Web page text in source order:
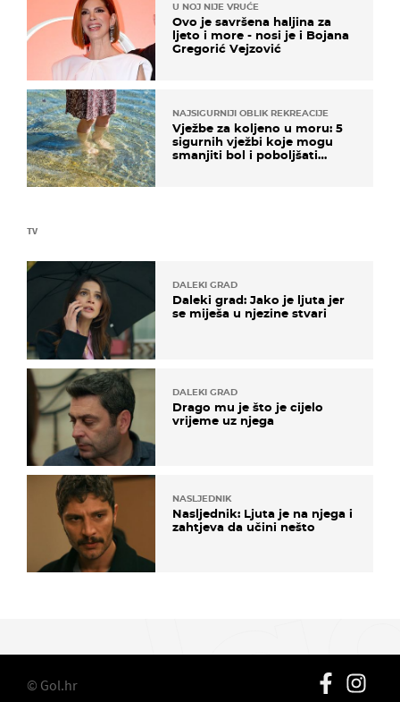
TV
DALEKI GRAD
Daleki grad: Jako je ljuta jer
se miješa u njezine stvari
DALEKI GRAD
Drago mu je što je cijelo
vrijeme uz njega
NASLJEDNIK
Nasljednik: Ljuta je na njega i
zahtjeva da učini nešto
U NOJ NIJE VRUĆE
Ovo je savršena haljina za
ljeto i more - nosi je i Bojana
Gregorić Vejzović
NAJSIGURNIJI OBLIK REKREACIJE
Vježbe za koljeno u moru: 5
sigurnih vježbi koje mogu
smanjiti bol i poboljšati
© Gol.hr